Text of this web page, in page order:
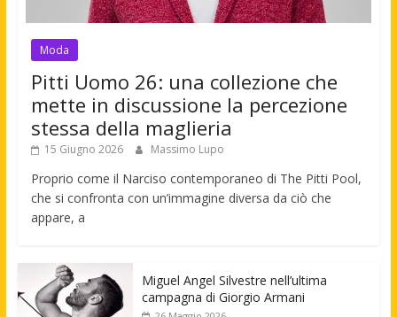
Moda
Pitti Uomo 26: una collezione che
mette in discussione la percezione
stessa della maglieria
15 Giugno 2026 Massimo Lupo
Proprio come il Narciso contemporaneo di The Pitti Pool,
che si confronta con un’immagine diversa da ciò che
appare, a
Miguel Angel Silvestre nell’ultima
campagna di Giorgio Armani